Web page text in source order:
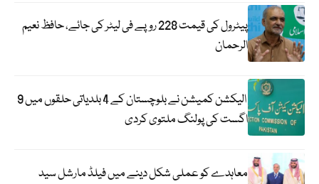
پیٹرول کی قیمت 228 روپے فی لیٹر کی جائے، حافظ نعیم
الرحمان
الیکشن کمیشن نے بلوچستان کے 4 بلدیاتی حلقوں میں 9
اگست کی پولنگ ملتوی کردی
معاہدے کو عملی شکل دینے میں فیلڈ مارشل سید